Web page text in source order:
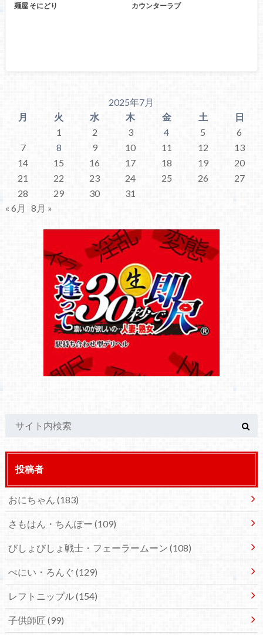
麺屋 そにどり カウンターラブ
2025年7月
月
火 水 木 金 土
日
1
2 3 4 5
6
7
8 9 10 11 12
13
14
15 16 17 18 19
20
21
22 23 24 25 26
27
28
29 30
31
« 6月
8月 »
投稿者
おにちゃん (183)
さもはん・ちんぽー (109)
びしょびしょ戦士・フェーラームーン (108)
ぺにい・ろんぐ (129)
レフトニップル(154)
子供師匠 (99)